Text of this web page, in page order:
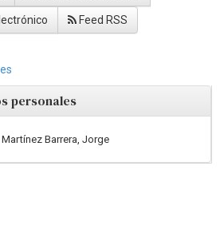
Feed RSS
personales
Martínez Barrera, Jorge